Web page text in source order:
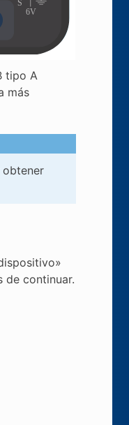
tipo A
más
obtener
de continuar.